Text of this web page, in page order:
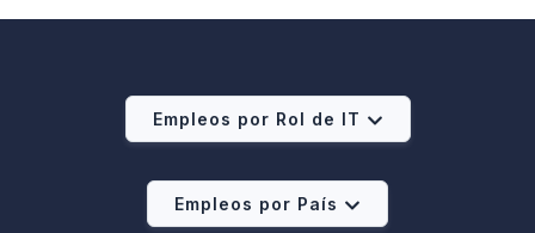
Empleos por Rol de IT
Empleos por País